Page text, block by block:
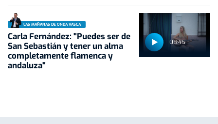
08:45
LAS MAÑANAS DE ONDA VASCA
Carla Fernández: "Puedes ser de
San Sebastián y tener un alma
completamente flamenca y
andaluza"